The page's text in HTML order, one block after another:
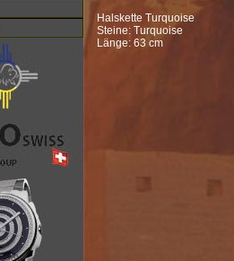
Halskette Turquoise
Steine: Turquoise
Länge: 63 cm